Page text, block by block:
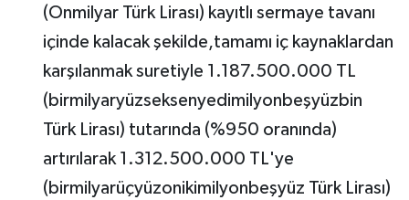
(Onmilyar Türk Lirası) kayıtlı sermaye tavanı
içinde kalacak şekilde,tamamı iç kaynaklardan
karşılanmak suretiyle 1.187.500.000 TL
(birmilyaryüzseksenyedimilyonbeşyüzbin
Türk Lirası) tutarında (%950 oranında)
artırılarak 1.312.500.000 TL'ye
(birmilyarüçyüzonikimilyonbeşyüz Türk Lirası)